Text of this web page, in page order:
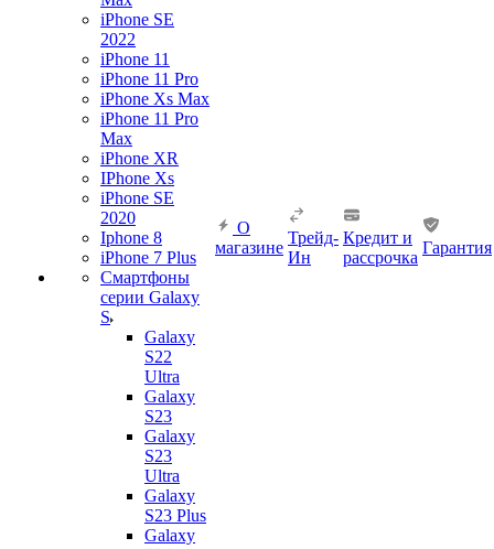
iPhone SE
2022
iPhone 11
iPhone 11 Pro
iPhone Xs Max
iPhone 11 Pro
Max
iPhone XR
IPhone Xs
iPhone SE
2020
Iphone 8
iPhone 7 Plus
Смартфоны
серии Galaxy
S
Galaxy
S22
Ultra
Galaxy
S23
Galaxy
S23
Ultra
Galaxy
S23 Plus
Galaxy
О
магазине
Трейд-
Ин
Кредит и
рассрочка
Гарантия